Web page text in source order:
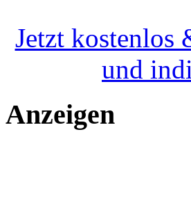
Jetzt kostenlos
und
Anzeigen